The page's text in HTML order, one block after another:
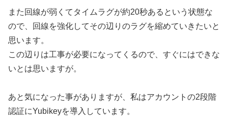
また回線が弱くてタイムラグが約20秒あるという状態な
ので、回線を強化してその辺りのラグを縮めていきたいと
思います。
この辺りは工事が必要になってくるので、すぐにはできな
いとは思いますが。
あと気になった事がありますが、私はアカウントの2段階
認証にYubikeyを導入しています。